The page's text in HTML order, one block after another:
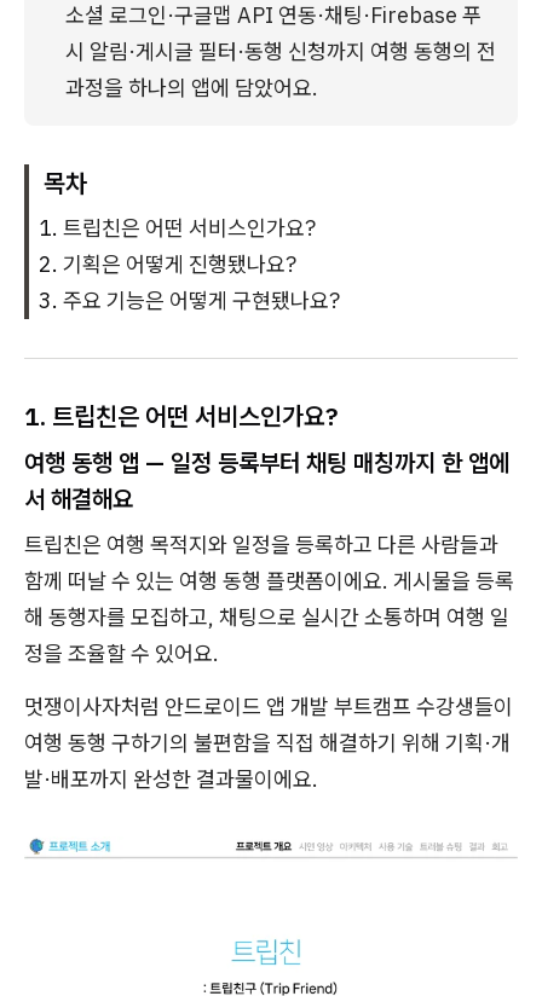
소셜 로그인·구글맵 API 연동·채팅·Firebase 푸
시 알림·게시글 필터·동행 신청까지 여행 동행의 전
과정을 하나의 앱에 담았어요.
목차
트립친은 어떤 서비스인가요?
기획은 어떻게 진행됐나요?
주요 기능은 어떻게 구현됐나요?
1. 트립친은 어떤 서비스인가요?
여행 동행 앱 — 일정 등록부터 채팅 매칭까지 한 앱에
서 해결해요
트립친은 여행 목적지와 일정을 등록하고 다른 사람들과
함께 떠날 수 있는 여행 동행 플랫폼이에요. 게시물을 등록
해 동행자를 모집하고, 채팅으로 실시간 소통하며 여행 일
정을 조율할 수 있어요.
멋쟁이사자처럼 안드로이드 앱 개발 부트캠프 수강생들이
여행 동행 구하기의 불편함을 직접 해결하기 위해 기획·개
발·배포까지 완성한 결과물이에요.